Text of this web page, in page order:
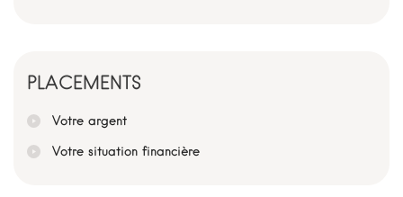
PLACEMENTS
Votre argent
Votre situation financière